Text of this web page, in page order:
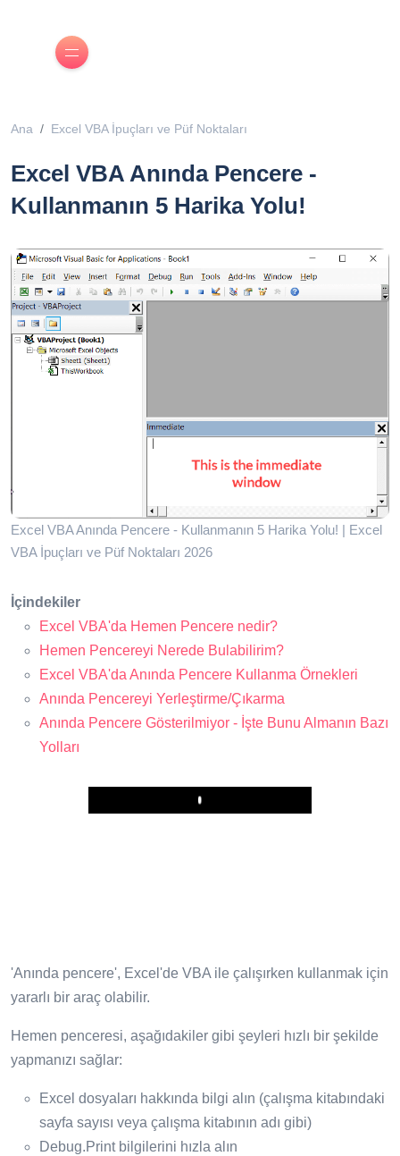
Ana Excel VBA İpuçları ve Püf Noktaları
Excel VBA Anında Pencere -
Kullanmanın 5 Harika Yolu!
Excel VBA Anında Pencere - Kullanmanın 5 Harika Yolu! | Excel
VBA İpuçları ve Püf Noktaları 2026
İçindekiler
Excel VBA'da Hemen Pencere nedir?
Hemen Pencereyi Nerede Bulabilirim?
Excel VBA'da Anında Pencere Kullanma Örnekleri
Anında Pencereyi Yerleştirme/Çıkarma
Anında Pencere Gösterilmiyor - İşte Bunu Almanın Bazı
Yolları
Play
'Anında pencere', Excel'de VBA ile çalışırken kullanmak için
yararlı bir araç olabilir.
Hemen penceresi, aşağıdakiler gibi şeyleri hızlı bir şekilde
yapmanızı sağlar:
Excel dosyaları hakkında bilgi alın (çalışma kitabındaki
sayfa sayısı veya çalışma kitabının adı gibi)
Debug.Print bilgilerini hızla alın